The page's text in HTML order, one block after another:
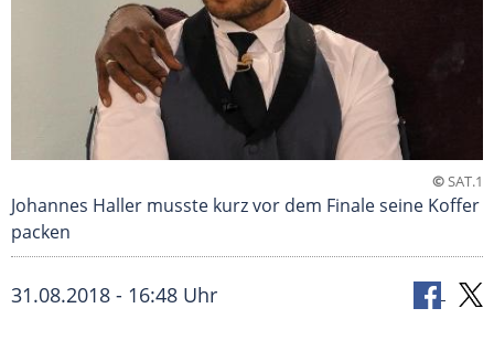
©SAT.1
Johannes Haller musste kurz vor dem Finale seine Koffer
packen
31.08.2018 - 16:48 Uhr